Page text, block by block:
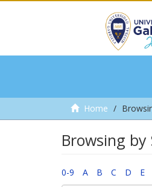
Home
Browsing
0-9 A B C D E